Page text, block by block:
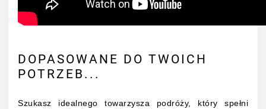
DOPASOWANE DO TWOICH
POTRZEB...
Szukasz idealnego towarzysza podróży, który spełni